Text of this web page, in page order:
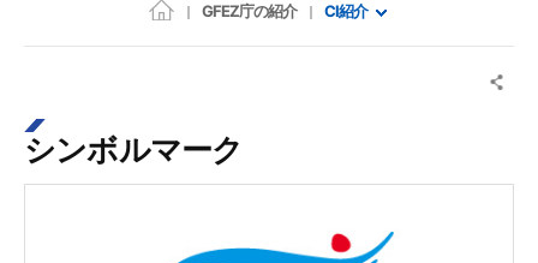
GFEZ庁の紹介 CI紹介
シンボルマーク